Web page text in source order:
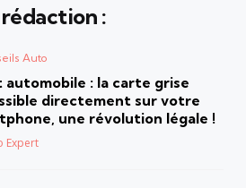
:
Auto
automobile : la carte grise
directement sur votre
une révolution légale !
Expert